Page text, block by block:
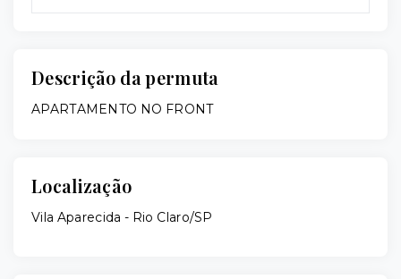
Descrição da permuta
APARTAMENTO NO FRONT
Localização
Vila Aparecida - Rio Claro/SP